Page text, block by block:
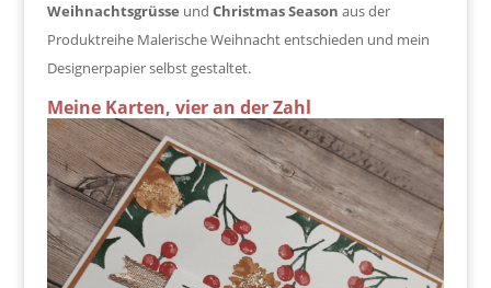
Weihnachtsgrüsse und Christmas Season aus der
Produktreihe Malerische Weihnacht entschieden und mein
Designerpapier selbst gestaltet.
Meine Karten, vier an der Zahl